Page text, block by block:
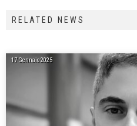
RELATED NEWS
17 Gennaio 2025